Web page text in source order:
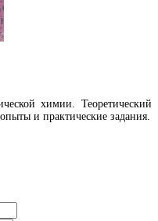
химии. Теоретический
и практические задания.